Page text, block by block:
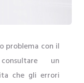
problema con il
un
che gli errori